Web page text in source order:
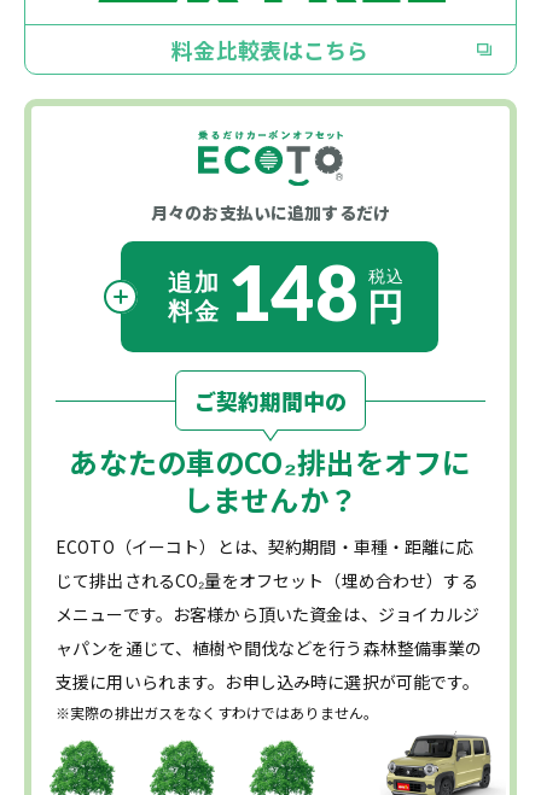
料金比較表はこちら
月々のお支払いに追加するだけ
148
ご契約期間中の
あなたの車のCO₂排出をオフに
しませんか？
ECOTO（イーコト）とは、契約期間・車種・距離に応
じて排出されるCO₂量をオフセット（埋め合わせ）する
メニューです。お客様から頂いた資金は、ジョイカルジ
ャパンを通じて、植樹や間伐などを行う森林整備事業の
支援に用いられます。お申し込み時に選択が可能です。
※実際の排出ガスをなくすわけではありません。